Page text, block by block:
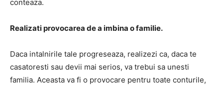
conteaza.
Realizati provocarea de a imbina o familie.
Daca intalnirile tale progreseaza, realizezi ca, daca te
casatoresti sau devii mai serios, va trebui sa unesti
familia. Aceasta va fi o provocare pentru toate conturile,